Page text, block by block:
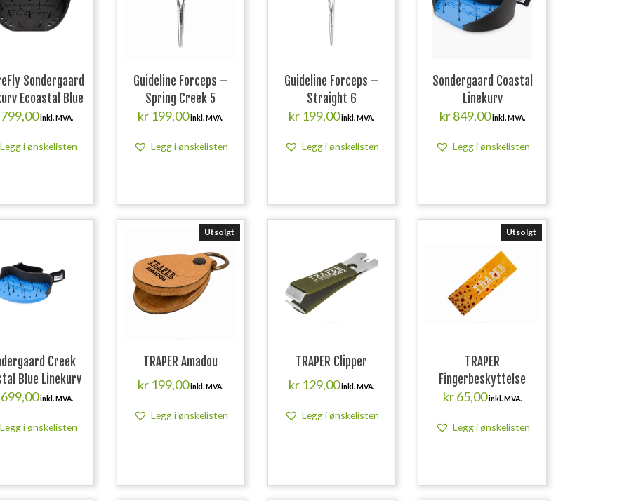
Sondergaard
Ecoastal Blue
inkl. MVA.
Legg i ønskelisten
Guideline Forceps –
Spring Creek 5
kr 199,00inkl. MVA.
Legg i ønskelisten
Guideline Forceps –
Straight 6
kr 199,00inkl. MVA.
Legg i ønskelisten
Sondergaard Coastal
Linekurv
kr849,00inkl. MVA.
Legg i ønskelisten
Creek
Blue Linekurv
inkl. MVA.
Legg i ønskelisten
Utsolgt
TRAPER Amadou
kr 199,00inkl. MVA.
Legg i ønskelisten
TRAPER Clipper
kr 129,00inkl. MVA.
Legg i ønskelisten
Utsolgt
TRAPER
Fingerbeskyttelse
kr65,00inkl. MVA.
Legg i ønskelisten